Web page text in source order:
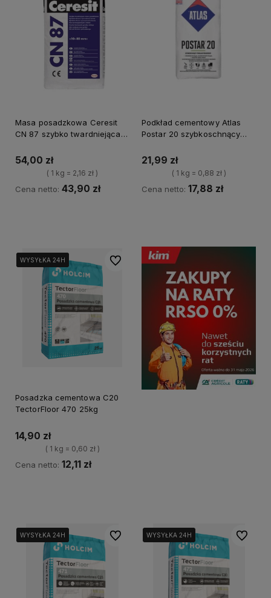
Masa posadzkowa Ceresit
CN 87 szybko twardniejąca
54,00 zł
( 1 kg = 2,16 zł )
Cena netto: 43,90 zł
Podkład cementowy Atlas
Postar 20 szybkoschnący
21,99 zł
( 1 kg = 0,88 zł )
Cena netto: 17,88 zł
WYSYŁKA 24H
WYSYŁKA 24H
WYSYŁKA 24H
Posadzka cementowa C20
TectorFloor 470 25kg
14,90 zł
( 1 kg = 0,60 zł )
Cena netto: 12,11 zł
Do ulubionych
WYSYŁKA 24H
WYSYŁKA 24H
WYSYŁKA 24H Do ulubionychWYSYŁKA 24H
WYSYŁKA 24H Do